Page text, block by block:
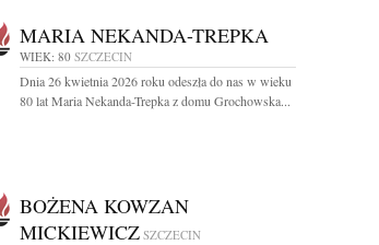
MARIA NEKANDA-TREPKA
WIEK: 80 SZCZECIN
Dnia 26 kwietnia 2026 roku odeszła do nas w wieku
80 lat Maria Nekanda-Trepka z domu Grochowska...
BOŻENA KOWZAN
MICKIEWICZ SZCZECIN